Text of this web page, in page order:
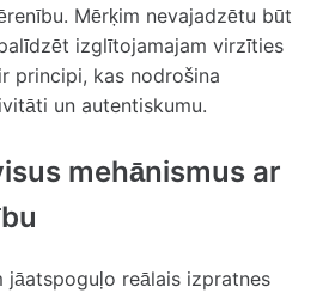
Mērķim nevajadzētu būt
izglītojamajam virzīties
principi, kas nodrošina
un autentiskumu.
mehānismus ar
jāatspoguļo reālais izpratnes